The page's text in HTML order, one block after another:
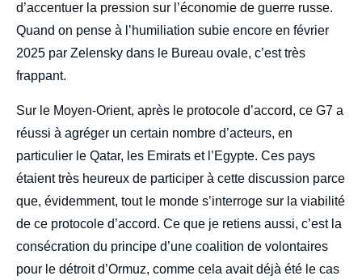
d’accentuer la pression sur l’économie de guerre russe.
Quand on pense à l’humiliation subie encore en février
2025 par Zelensky dans le Bureau ovale, c’est très
frappant.
Sur le Moyen-Orient, après le protocole d’accord, ce G7 a
réussi à agréger un certain nombre d’acteurs, en
particulier le Qatar, les Emirats et l’Egypte. Ces pays
étaient très heureux de participer à cette discussion parce
que, évidemment, tout le monde s’interroge sur la viabilité
de ce protocole d’accord. Ce que je retiens aussi, c’est la
consécration du principe d’une coalition de volontaires
pour le détroit d’Ormuz, comme cela avait déjà été le cas